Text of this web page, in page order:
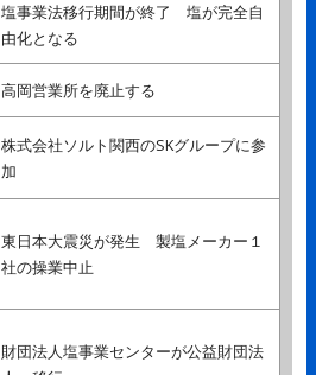
塩事業法移行期間が終了 塩が完全自
由化となる
高岡営業所を廃止する
株式会社ソルト関西のSKグループに参
加
東日本大震災が発生 製塩メーカー１
社の操業中止
財団法人塩事業センターが公益財団法